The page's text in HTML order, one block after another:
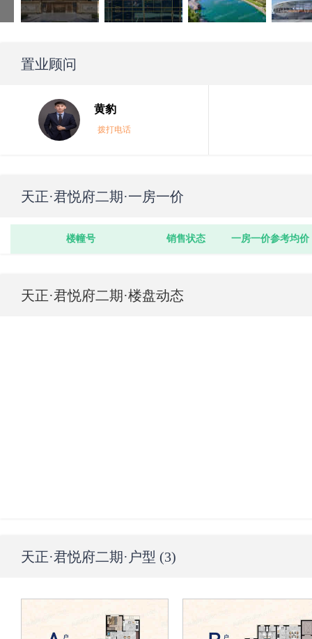
置业顾问
黄豹
拨打电话
天正·君悦府二期 ·一房一价
楼幢号 销售状态 一房一价参考均价
天正·君悦府二期 ·楼盘动态
天正·君悦府二期 ·户型 (3)